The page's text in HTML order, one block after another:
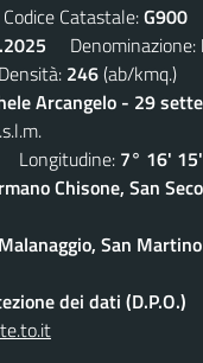
Catastale:G900
Denominazione:
246(ab/kmq.)
Arcangelo - 29
Longitudine: 7° 16'
Chisone, San
San Martino
dei dati (D.P.O.)